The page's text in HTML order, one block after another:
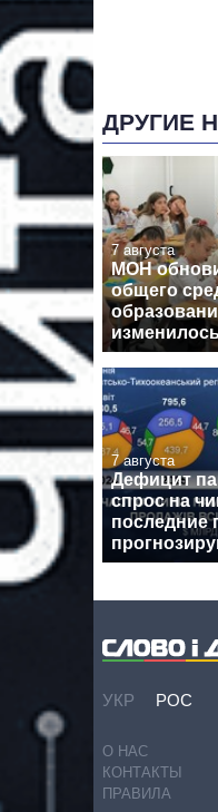
ДРУГИЕ
7 августа
МОН
общего
7 августа
Дефицит
спрос на
последние
УКР РОС
О НАС
КОНТАКТЫ
ПРАВИЛА